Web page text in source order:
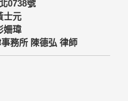
0738號
士元
姍瑋
務所 陳德弘 律師